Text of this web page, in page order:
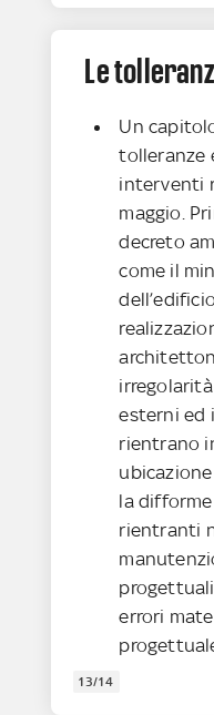
Le
Un
tolleranze
interventi
maggio.
decreto
come il
esterni ed
rientrano
la
rientranti
errori
13/14